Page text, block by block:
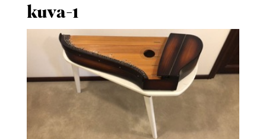
kuva-1